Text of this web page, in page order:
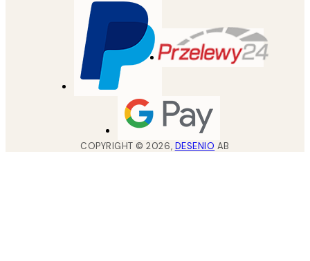
COPYRIGHT ©2026, DESENIO AB